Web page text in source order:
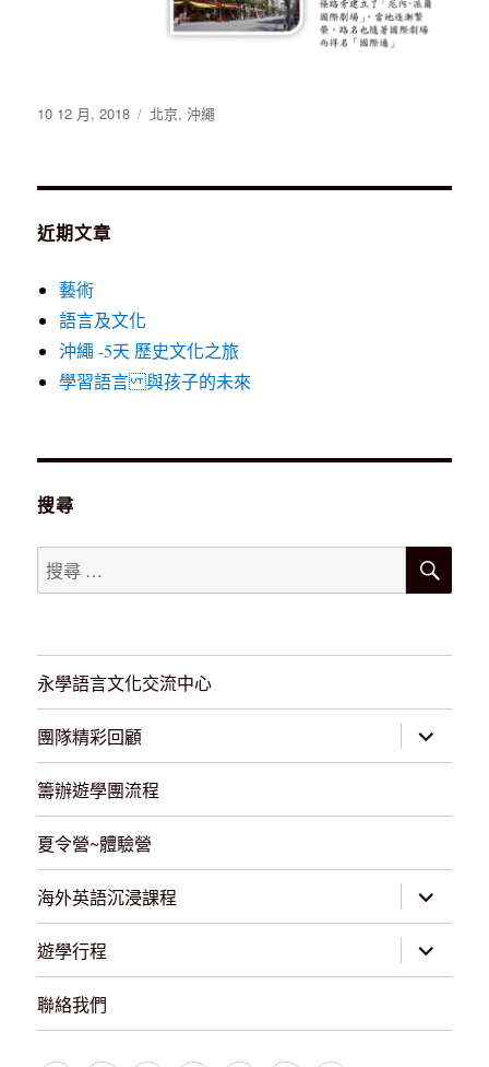
發
10 12 月, 2018
標
北京,沖繩
近期文章
藝術
語言及文化
沖繩 -5天 歷史文化之旅
學習語言 與孩子的未來
搜尋
搜
尋：
搜
永學語言文化交流中心
團隊精彩回顧 展
開
子
籌辦遊學團流程
夏令營~體驗營
海外英語沉浸課程 展
開
子
選
單
遊學行程 展
開
子
聯絡我們